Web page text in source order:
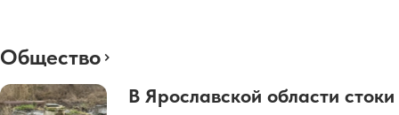
Общество
В Ярославской области стоки